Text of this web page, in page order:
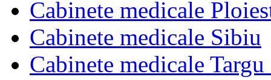
Cabinete medicale
Cabinete medicale Sibiu
Cabinete medicale